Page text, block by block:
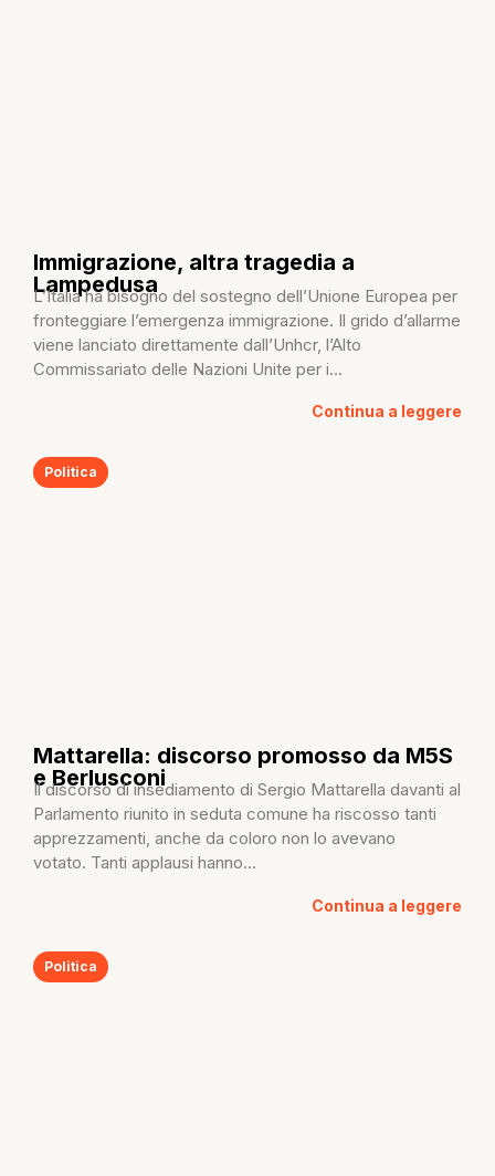
Immigrazione, altra tragedia a
Lampedusa
L’Italia ha bisogno del sostegno dell’Unione Europea per
fronteggiare l’emergenza immigrazione. Il grido d’allarme
viene lanciato direttamente dall’Unhcr, l’Alto
Commissariato delle Nazioni Unite per i...
Continua a leggere
Politica
Mattarella: discorso promosso da M5S
e Berlusconi
Il discorso di insediamento di Sergio Mattarella davanti al
Parlamento riunito in seduta comune ha riscosso tanti
apprezzamenti, anche da coloro non lo avevano
votato. Tanti applausi hanno...
Continua a leggere
Politica